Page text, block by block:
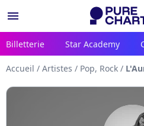
menu
Billetterie Star Academy
Accueil / Artistes / Pop, Rock /